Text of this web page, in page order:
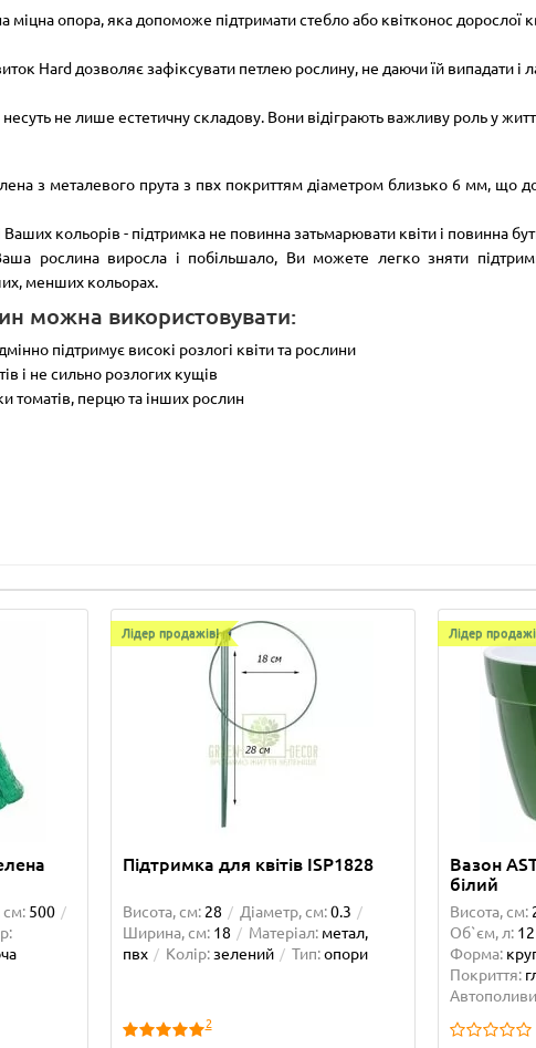
міцна опора, яка допоможе підтримати стебло або квітконос
Hard дозволяє зафіксувати петлею рослину, не даючи їй випадати і
не лише естетичну складову. Вони відіграють важливу роль у
з металевого прута з пвх покриттям діаметром близько 6 мм, що
кольорів - підтримка не повинна затьмарювати квіти і повинна
рослина виросла і побільшало, Ви можете легко зняти
менших кольорах.
можна використовувати:
підтримує високі розлогі квіти та рослини
і не сильно розлогих кущів
томатів, перцю та інших рослин
500
Лідер продажів!
Підтримка для квітів ISP1828
Висота, см: 28 Діаметр, см:0.3
Ширина, см: 18 Матеріал: метал,
пвх
Колір:зелений Тип:опори
2
Лідер
Вазон
білий
Висота, см:
Об`єм, л: 12
Форма:
Покриття: